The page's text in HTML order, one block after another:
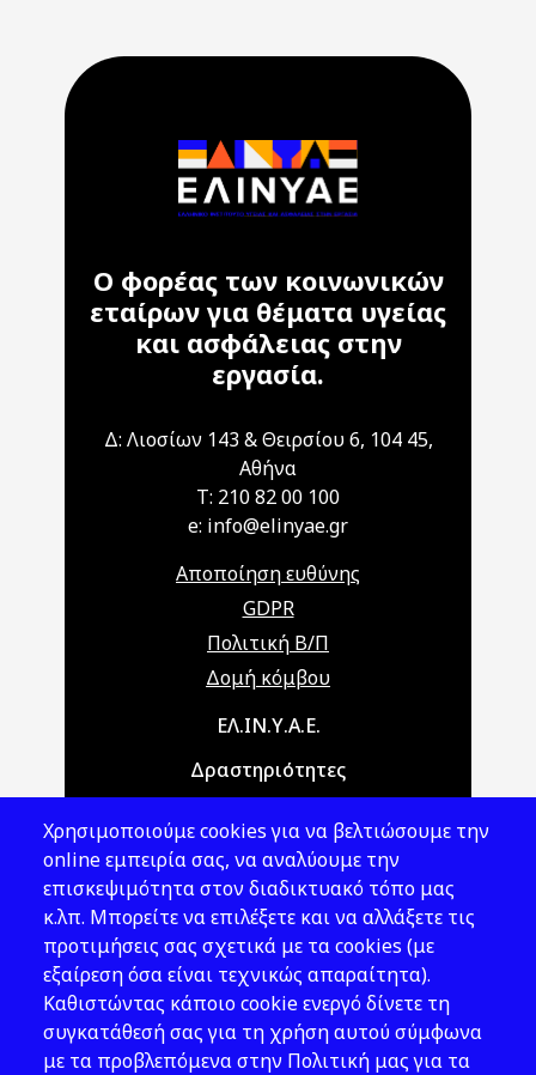
Ο φορέας των κοινωνικών
εταίρων για θέματα υγείας
και ασφάλειας στην
εργασία.
Δ: Λιοσίων 143 & Θειρσίου 6, 104 45,
Αθήνα
T: 210 82 00 100
e: info@elinyae.gr
Αποποίηση ευθύνης
GDPR
Πολιτική Β/Π
Δομή κόμβου
Main navigationΕΛ.ΙΝ.Υ.Α.Ε.
Δραστηριότητες
Νομοθεσία
Εκδόσεις
Νέα - Εκδηλώσεις
Ακολουθήστε μας
Χρησιμοποιούμε cookies για να βελτιώσουμε την
online εμπειρία σας, να αναλύουμε την
επισκεψιμότητα στον διαδικτυακό τόπο μας
κ.λπ. Μπορείτε να επιλέξετε και να αλλάξετε τις
προτιμήσεις σας σχετικά με τα cookies (με
εξαίρεση όσα είναι τεχνικώς απαραίτητα).
Καθιστώντας κάποιο cookie ενεργό δίνετε τη
συγκατάθεσή σας για τη χρήση αυτού σύμφωνα
με τα προβλεπόμενα στην Πολιτική μας για τα